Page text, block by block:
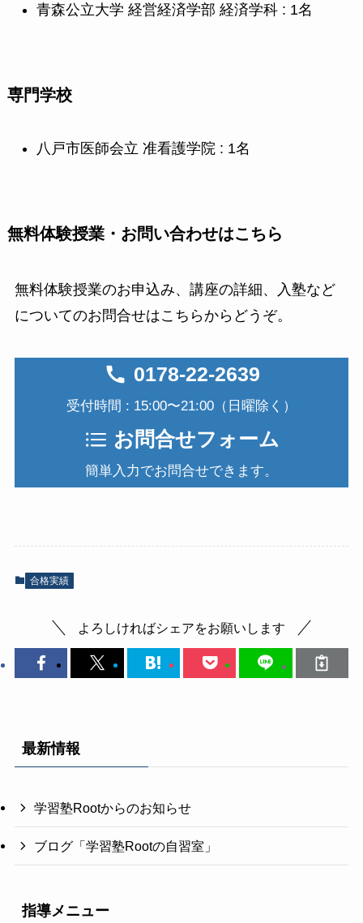
青森公立大学 経営経済学部 経済学科 : 1名
専門学校
八戸市医師会立 准看護学院 : 1名
無料体験授業・お問い合わせはこちら
無料体験授業のお申込み、講座の詳細、入塾など
についてのお問合せはこちらからどうぞ。
0178-22-2639
受付時間 : 15:00〜21:00（日曜除く）
お問合せフォーム
簡単入力でお問合せできます。
合格実績
よろしければシェアをお願いします
最新情報
学習塾Rootからのお知らせ
ブログ「学習塾Rootの自習室」
指導メニュー